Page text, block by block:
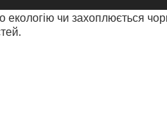
екологію чи захоплюється